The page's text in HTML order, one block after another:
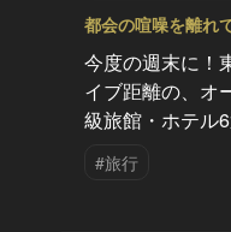
都会の喧噪を離れ
今度の週末に！
イブ距離の、オ
級旅館・ホテル
#旅行